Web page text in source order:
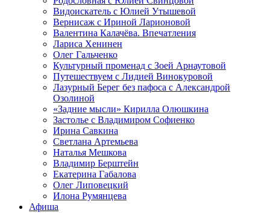
Видоискатель с Юлией Утышевой
Вернисаж с Ириной Ларионовой
Валентина Калачёва. Впечатления
Лариса Хенинен
Олег Гальченко
Культурный променад с Зоей Арнаутовой
Путешествуем с Лидией Винокуровой
Лазурный Берег без пафоса с Александрой
Озолиной
«Задние мысли» Кирилла Олюшкина
Застолье с Владимиром Софиенко
Ирина Савкина
Светлана Артемьева
Наталья Мешкова
Владимир Берштейн
Екатерина Габалова
Олег Липовецкий
Илона Румянцева
Афиша